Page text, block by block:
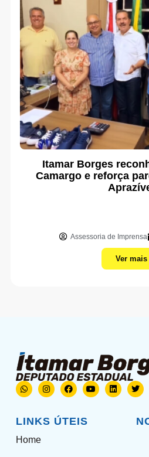
Itamar Borges
Camargo e reforça
Assessoria de Imprensa
Ver mais
LINKS ÚTEIS
Home